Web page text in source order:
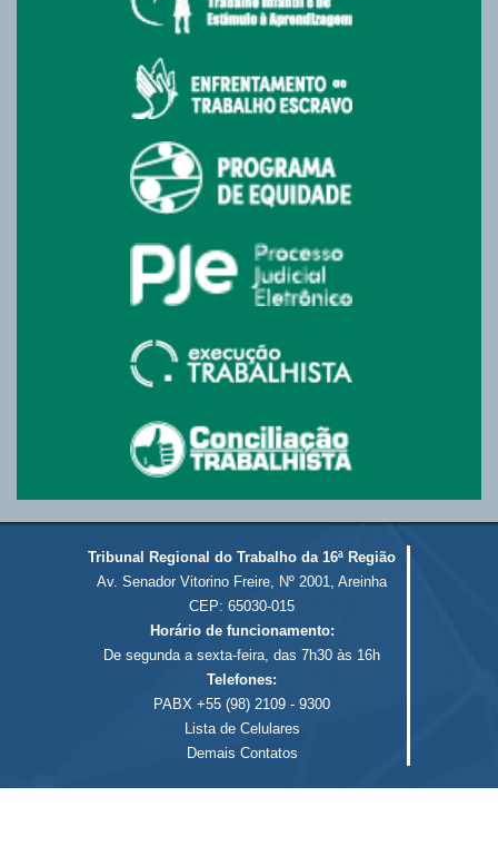
Tribunal Regional do Trabalho da 16ª Região
Av. Senador Vitorino Freire, Nº 2001, Areinha
CEP: 65030-015
Horário de funcionamento:
De segunda a sexta-feira, das 7h30 às 16h
Telefones:
PABX +55 (98) 2109 - 9300
Lista de Celulares
Demais Contatos